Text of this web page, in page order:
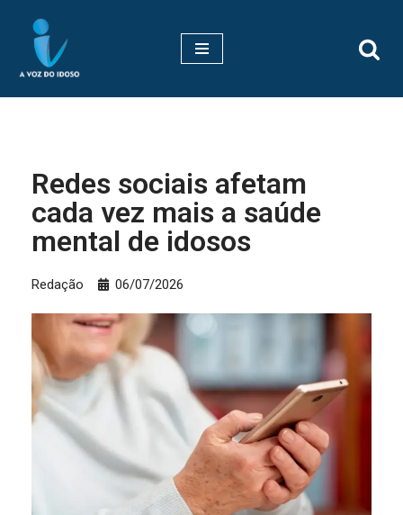
Pular
para
Redes sociais afetam
cada vez mais a saúde
mental de idosos
Redação 06/07/2026